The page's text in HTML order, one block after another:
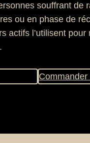
souffrant de
ou en phase de
actifs l’utilisent